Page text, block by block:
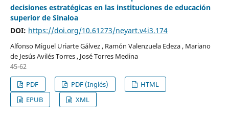
decisiones estratégicas en las instituciones de educación
superior de Sinaloa
DOI: https://doi.org/10.61273/neyart.v4i3.174
Alfonso Miguel Uriarte Gálvez , Ramón Valenzuela Edeza , Mariano
de Jesús Avilés Torres , José Torres Medina
45-62
PDF
PDF (Inglés)
HTML
EPUB
XML